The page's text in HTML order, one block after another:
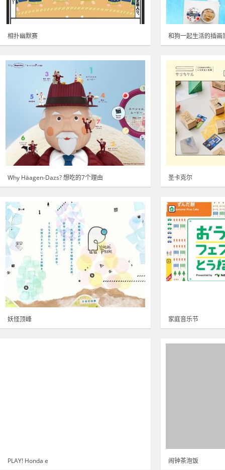
相扑幽默赛 和狗一起生活的插画
Why Häagen-Dazs? 想吃的7个理由 圣卡克尔
妖怪顶峰 家庭音乐节
PLAY! Honda e 闹钟茶泡饭